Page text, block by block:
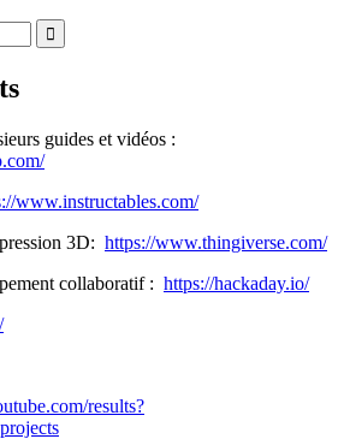
guides et vidéos :
www.instructables.com/
3D: https://www.thingiverse.com/
collaboratif : https://hackaday.io/
results?